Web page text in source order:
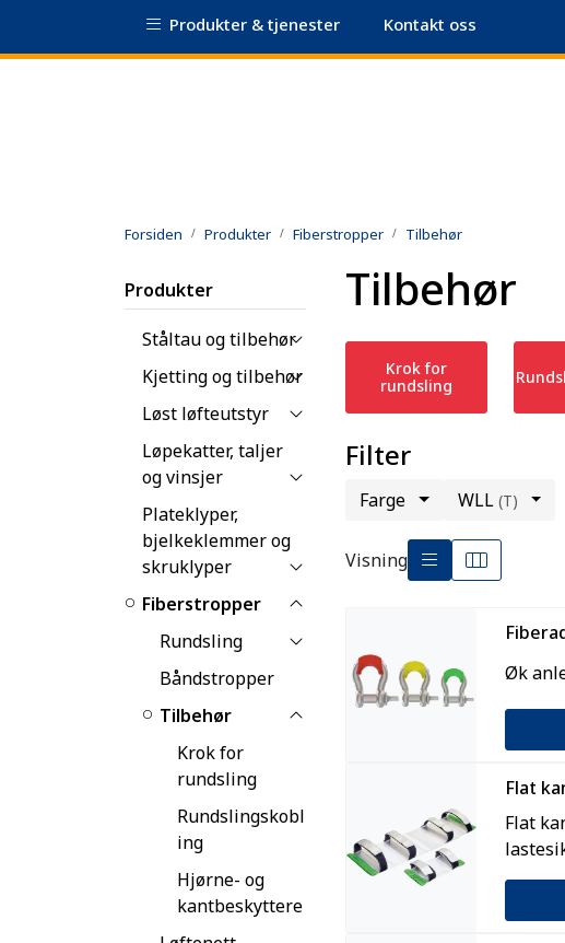
Sertifikatdatabase | Sikkerhetsdatablad
Produkter & tjenester Kontakt oss
Forsiden Produkter Fiberstropper Tilbehør
Produkter
Ståltau og tilbehør
Kjetting og tilbehør
Løst løfteutstyr
Løpekatter, taljer
og vinsjer
Plateklyper,
bjelkeklemmer og
skruklyper
Fiberstropper
Rundsling
Båndstropper
Tilbehør
Krok for
rundsling
Rundslingskobl
ing
Hjørne- og
kantbeskyttere
Tilbehør
Krok for
rundsling
Filter
Farge WLL (T)
Visning
Øk
Flat
Flat